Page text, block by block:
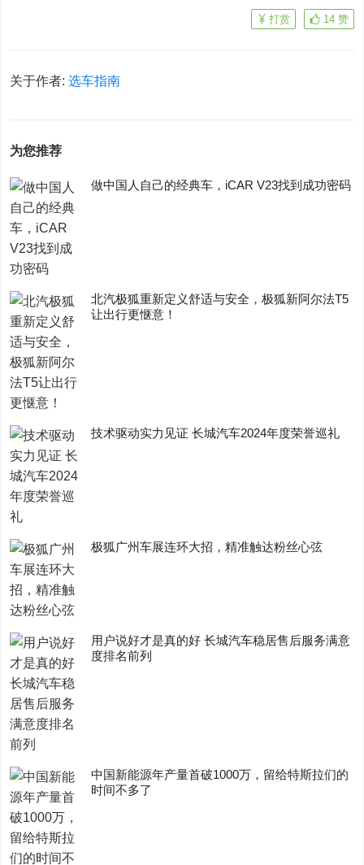
14 赞
打赏
关于作者:选车指南
为您推荐
做中国人自己的经典车，iCAR V23找到成功密码
​北汽极狐重新定义舒适与安全，极狐新阿尔法T5
让出行更惬意！
技术驱动实力见证 长城汽车2024年度荣誉巡礼
极狐广州车展连环大招，精准触达粉丝心弦
用户说好才是真的好 长城汽车稳居售后服务满意
度排名前列
中国新能源年产量首破1000万，留给特斯拉们的
时间不多了